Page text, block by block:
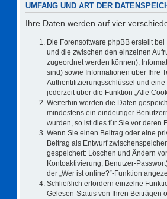
UMFANG UND ART DER
Ihre Daten werden auf vier
Die Forensoftware phpBB erstellt
und die zwischen den einzelnen
zugeordnet werden können),
sind) sowie Informationen über Ihre
Authentifizierungsschlüssel und
jederzeit über die Funktion „Alle
Weiterhin werden die Daten
mindestens ein eindeutiger
wurden, so ist dies für Sie vor deren
Wenn Sie einen Beitrag oder eine
Beitrag als Entwurf
gespeichert: Löschen und Ändern
Kontoaktivierung, Benutzer-
der „Wer ist online?“-Funktion
Schließlich erfordern einzelne
Gelesen-Status von Ihren Beiträgen